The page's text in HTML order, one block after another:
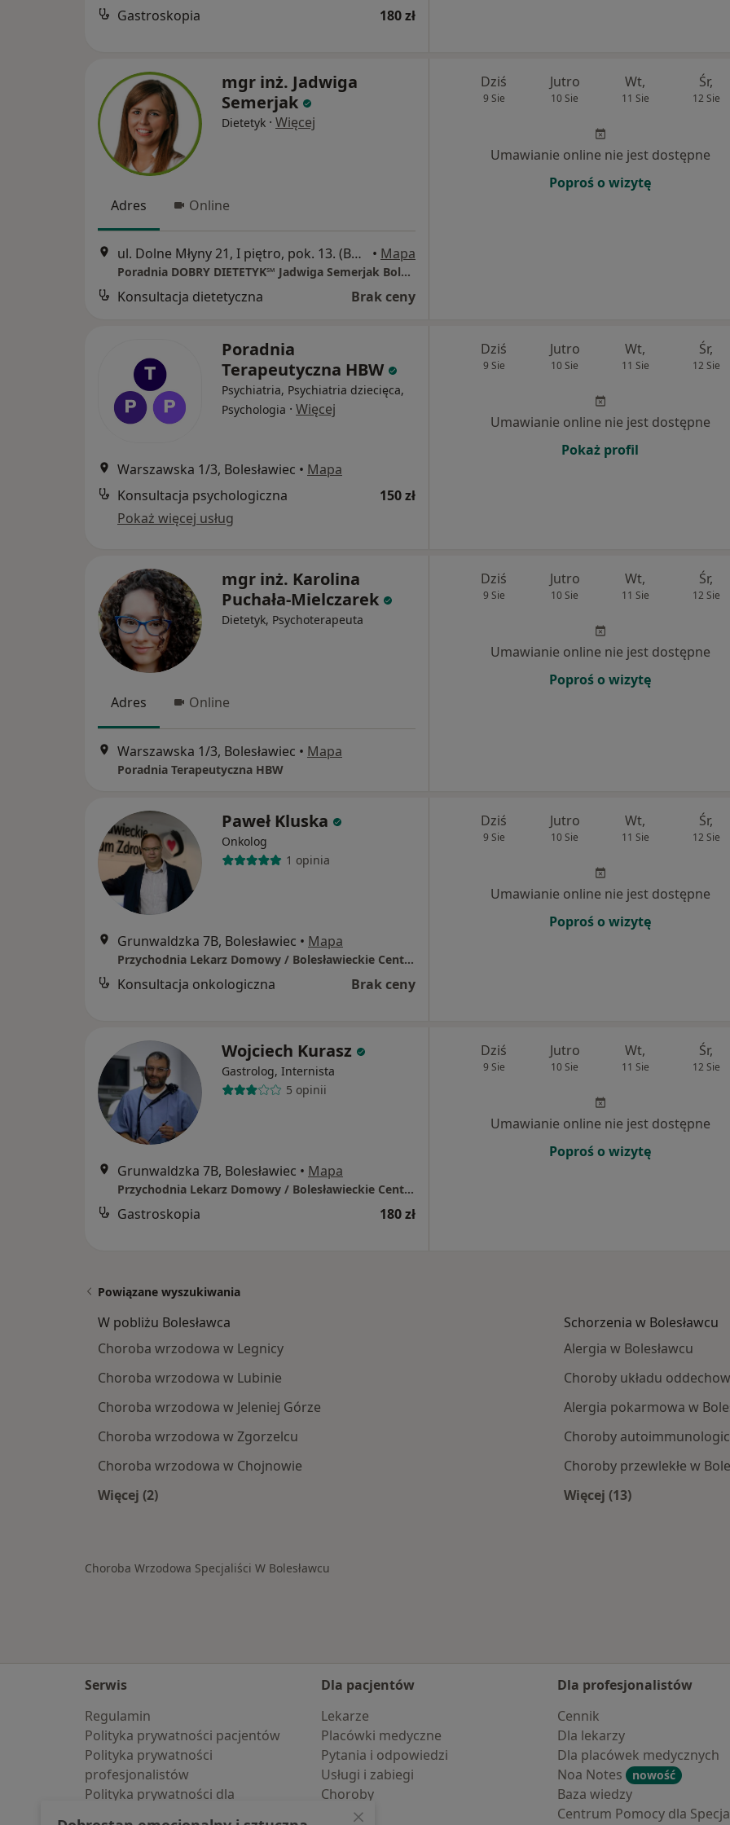
Gastroskopia 180 zł
mgr inż. Jadwiga
Semerjak
Dietetyk · Więcej
Adres Online
ul. Dolne Młyny 21, I piętro, pok. 13. (Bolesławieckie Centrum Zdrowia), Bolesławiec • Mapa
Poradnia DOBRY DIETETYK℠ Jadwiga Semerjak Bolesławiec
Konsultacja dietetyczna Brak ceny
Dziś
9 Sie
Jutro
10 Sie
Wt,
11 Sie
Śr,
12 Sie
Umawianie online nie jest dostępne
Poproś o wizytę
Poradnia
Terapeutyczna HBW
Psychiatria, Psychiatria dziecięca,
Psychologia · Więcej
Warszawska 1/3, Bolesławiec • Mapa
Konsultacja psychologiczna
150 zł
Pokaż więcej usług
Dziś
9 Sie
Jutro
10 Sie
Wt,
11 Sie
Śr,
12 Sie
Umawianie online nie jest dostępne
Pokaż profil
mgr inż. Karolina
Puchała-Mielczarek
Dietetyk, Psychoterapeuta
Adres Online
Warszawska 1/3, Bolesławiec • Mapa
Poradnia Terapeutyczna HBW
Dziś
9 Sie
Jutro
10 Sie
Wt,
11 Sie
Śr,
12 Sie
Umawianie online nie jest dostępne
Poproś o wizytę
Paweł Kluska
Onkolog
1 opinia
Grunwaldzka 7B, Bolesławiec • Mapa
Przychodnia Lekarz Domowy / Bolesławieckie Centrum Zdrowia
Konsultacja onkologiczna Brak ceny
Dziś
9 Sie
Jutro
10 Sie
Wt,
11 Sie
Śr,
12 Sie
Umawianie online nie jest dostępne
Poproś o wizytę
Wojciech Kurasz
Gastrolog, Internista
5 opinii
Grunwaldzka 7B, Bolesławiec • Mapa
Przychodnia Lekarz Domowy / Bolesławieckie Centrum Zdrowia
Gastroskopia 180 zł
Dziś
9 Sie
Jutro
10 Sie
Wt,
11 Sie
Śr,
12 Sie
Umawianie online nie jest dostępne
Poproś o wizytę
Powiązane wyszukiwania
W pobliżu Bolesławca
Choroba wrzodowa w Legnicy
Choroba wrzodowa w Lubinie
Choroba wrzodowa w Jeleniej Górze
Choroba wrzodowa w Zgorzelcu
Choroba wrzodowa w Chojnowie
Więcej (2)
Schorzenia w Bolesławcu
Alergia w Bolesławcu
Choroby układu
Alergia pokarmowa w
Choroby
Choroby przewlekłe w
Więcej (13)
Choroba Wrzodowa Specjaliści W Bolesławcu
Serwis
Regulamin
Polityka prywatności pacjentów
Polityka prywatności
profesjonalistów
Polityka prywatności dla
Dla pacjentów
Lekarze
Placówki medyczne
Pytania i odpowiedzi
Usługi i zabiegi
Choroby
Pomoc
Dla profesjonalistów
Cennik
Dla lekarzy
Dla placówek medycznych
Noa Notes
nowość
Baza wiedzy
Centrum Pomocy dla